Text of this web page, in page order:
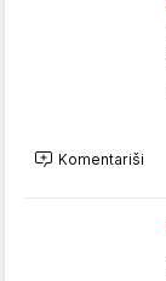
Komentariši